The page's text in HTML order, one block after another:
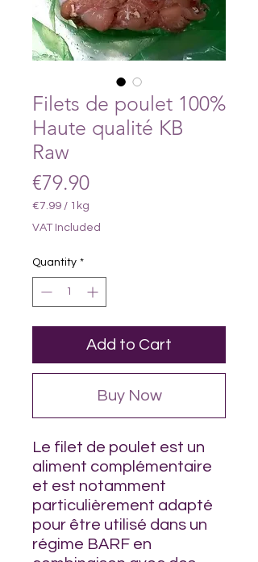
Filets de poulet 100%
Haute qualité KB
Raw
€79.90Price
€7.99 / 1kg
€7.99
Kilogram
VAT Included
Quantity *
Add to Cart
Buy Now
Le filet de poulet est un
aliment complémentaire
et est notamment
particulièrement adapté
pour être utilisé dans un
régime BARF en